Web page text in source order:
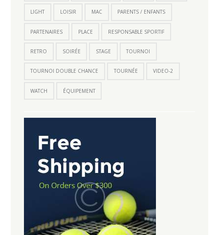
LIGHT LOISIR MAC PARENTS / ENFANTS
PARTENAIRES PLACE RESPONSABLE SPORTIF
RETRO SOIRÉE STAGE TOURNOI
TOURNOI DOUBLE CHANCE TOURNÉE VIDEO-2
WATCH ÉQUIPEMENT